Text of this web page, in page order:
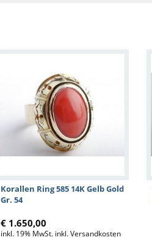
Korallen Ring 585 14K Gelb Gold
Gr. 54
€ 1.650,00
inkl. 19% MwSt. inkl. Versandkosten